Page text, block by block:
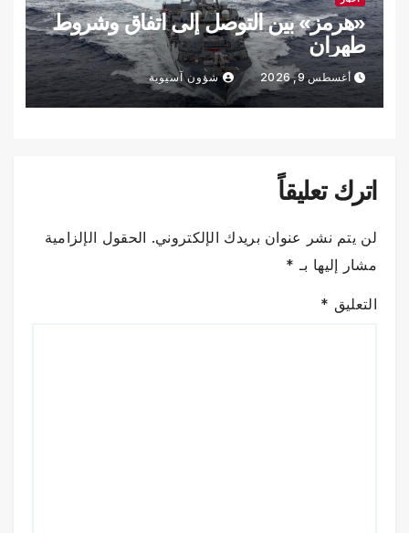
«هرمز» بين التوصل إلى اتفاق وشروط
طهران
أغسطس 9, 2026 شؤون آسيوية
اترك تعليقاً
لن يتم نشر عنوان بريدك الإلكتروني. الحقول الإلزامية
مشار إليها بـ *
التعليق *